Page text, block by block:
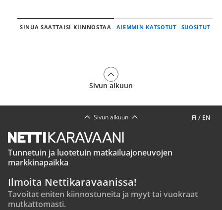
SINUA SAATTAISI KIINNOSTAA AIEMMIN KATSOTUT SUOSITUT
Sivun alkuun
FI / EN
Sivun alkuun
Tunnetuin ja luotetuin matkailuajoneuvojen
markkinapaikka
Ilmoita Nettikaravaanissa!
Tavoitat eniten kiinnostuneita ja myyt tai vuokraat
mutkattomasti.